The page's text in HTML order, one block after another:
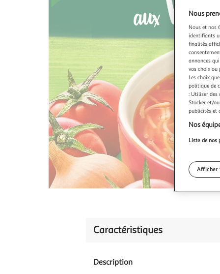
Caractéristiques
Description
Nous
Nous et nos
identifiants
finalités
annonces
vos choix ou
Les choix
politique de
: Utiliser des
Stocker et/
publicités et
Nos
Liste de nos
Afficher